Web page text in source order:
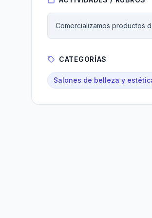
Comercializamos productos
CATEGORÍAS
Salones de belleza y